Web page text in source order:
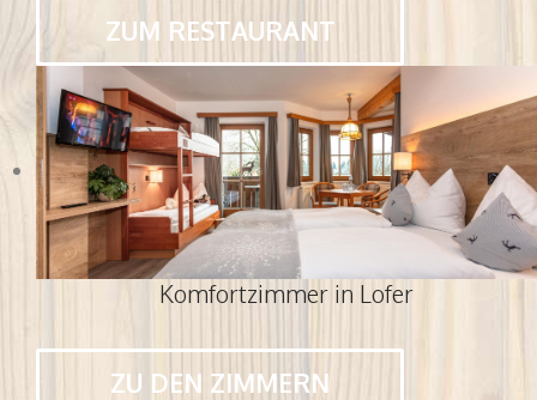
ZUM RESTAURANT
Komfortzimmer in Lofer
ZU DEN ZIMMERN